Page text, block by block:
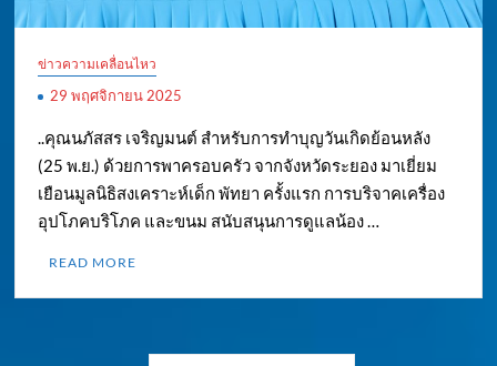
ข่าวความเคลื่อนไหว
29 พฤศจิกายน 2025
..คุณนภัสสร เจริญมนต์ สำหรับการทำบุญวันเกิดย้อนหลัง
(25 พ.ย.) ด้วยการพาครอบครัว จากจังหวัดระยอง มาเยี่ยม
เยือนมูลนิธิสงเคราะห์เด็ก พัทยา ครั้งแรก การบริจาคเครื่อง
อุปโภคบริโภค และขนม สนับสนุนการดูแลน้อง …
READ MORE